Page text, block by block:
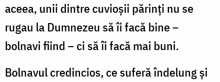
aceea, unii dintre cuvioșii părinți nu se
rugau la Dumnezeu să îi facă bine –
bolnavi fiind – ci să îi facă mai buni.
Bolnavul credincios, ce suferă îndelung și